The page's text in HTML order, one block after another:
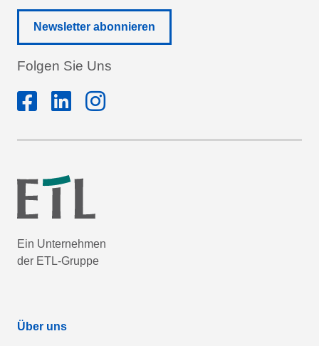
Newsletter abonnieren
Folgen Sie Uns
Ein Unternehmen
der ETL-Gruppe
Über uns